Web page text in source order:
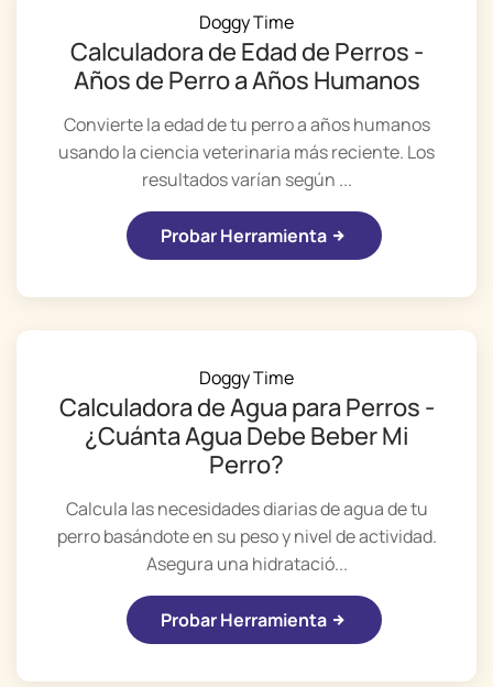
Doggy Time
Calculadora de Edad de Perros -
Años de Perro a Años Humanos
Convierte la edad de tu perro a años humanos
usando la ciencia veterinaria más reciente. Los
resultados varían según ...
Probar Herramienta
Doggy Time
Calculadora de Agua para Perros -
¿Cuánta Agua Debe Beber Mi
Perro?
Calcula las necesidades diarias de agua de tu
perro basándote en su peso y nivel de actividad.
Asegura una hidratació...
Probar Herramienta